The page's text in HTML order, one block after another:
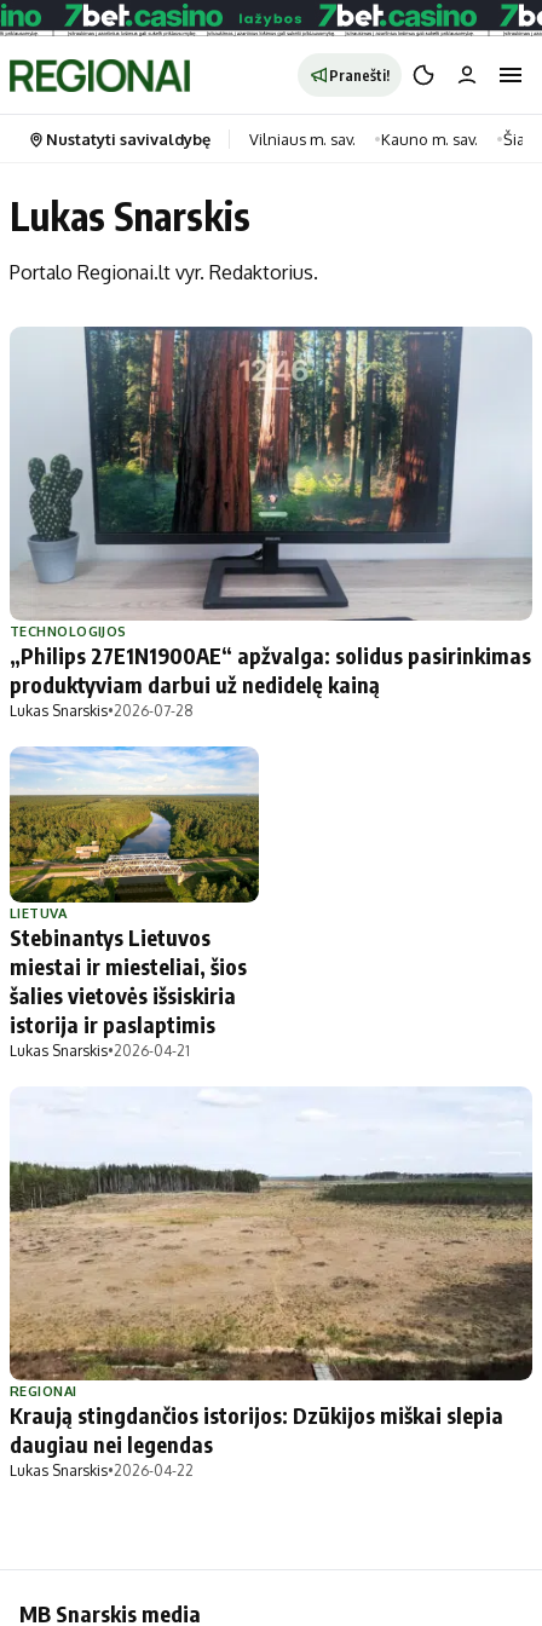
Pranešti!
Portalas
Pradinis puslapis
Naujausi
Regionai
Pasaulis
Politika
Patarimai
Dirbtinis intelektas
Gineso rekordai
Transportas
Horoskopai
Laisvalaikis
Maistas
Sveikata
Technologijos
Indėlių palūkanos
Dienos naujienos
Ekonomikos naujienos
Didžiosios savivaldybės
Vilniaus miesto
Kauno miesto
Klaipėdos miesto
Panevėžio miesto
Šiaulių miesto
Alytaus miesto
Marijampolės
Kitos savivaldybės
Redakcija
Apie mus
Kontaktai
Privatumo politika
Redakcijos politika
Receptai
Nustatyti savivaldybę Vilniaus m. sav. Kauno m. sav.
Lukas Snarskis
Portalo Regionai.lt vyr. Redaktorius.
TECHNOLOGIJOS
„Philips 27E1N1900AE“ apžvalga: solidus pasirinkimas
produktyviam darbui už nedidelę kainą
Lukas Snarskis•2026-07-28
LIETUVA
Stebinantys Lietuvos
miestai ir miesteliai, šios
šalies vietovės išsiskiria
istorija ir paslaptimis
Lukas Snarskis•2026-04-21
REGIONAI
Kraują stingdančios istorijos: Dzūkijos miškai slepia
daugiau nei legendas
Lukas Snarskis•2026-04-22
MB Snarskis media